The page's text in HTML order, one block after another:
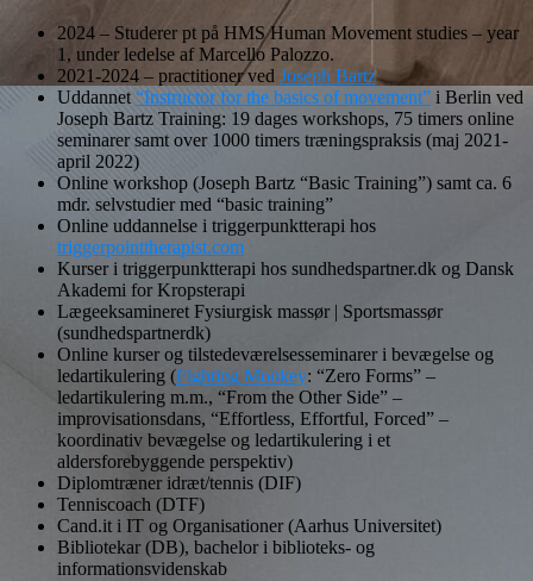
2024 – Studerer pt på HMS Human Movement studies – year
1, under ledelse af Marcello Palozzo.
2021-2024 – practitioner ved Joseph Bartz
Uddannet “Instructor for the basics of movement” i Berlin ved
Joseph Bartz Training: 19 dages workshops, 75 timers online
seminarer samt over 1000 timers træningspraksis (maj 2021-
april 2022)
Online workshop (Joseph Bartz “Basic Training”) samt ca. 6
mdr. selvstudier med “basic training”
Online uddannelse i triggerpunktterapi hos
triggerpointtherapist.com
Kurser i triggerpunktterapi hos sundhedspartner.dk og Dansk
Akademi for Kropsterapi
Lægeeksamineret Fysiurgisk massør | Sportsmassør
(sundhedspartnerdk)
Online kurser og tilstedeværelsesseminarer i bevægelse og
ledartikulering (Fighting Monkey: “Zero Forms” –
ledartikulering m.m., “From the Other Side” –
improvisationsdans, “Effortless, Effortful, Forced” –
koordinativ bevægelse og ledartikulering i et
aldersforebyggende perspektiv)
Diplomtræner idræt/tennis (DIF)
Tenniscoach (DTF)
Cand.it i IT og Organisationer (Aarhus Universitet)
Bibliotekar (DB), bachelor i biblioteks- og
informationsvidenskab